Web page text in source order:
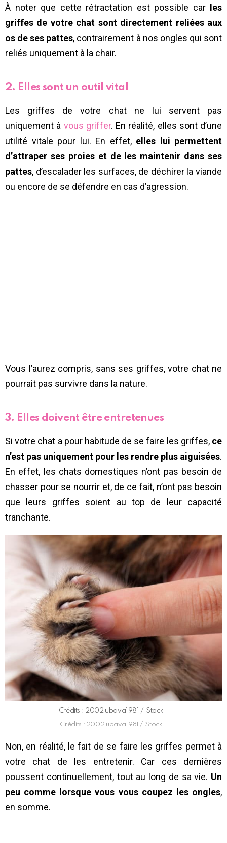
À noter que cette rétractation est possible car les
griffes de votre chat sont directement reliées aux
os de ses pattes, contrairement à nos ongles qui sont
reliés uniquement à la chair.
2. Elles sont un outil vital
Les griffes de votre chat ne lui servent pas
uniquement à vous griffer. En réalité, elles sont d’une
utilité vitale pour lui. En effet, elles lui permettent
d’attraper ses proies et de les maintenir dans ses
pattes, d’escalader les surfaces, de déchirer la viande
ou encore de se défendre en cas d’agression.
Vous l’aurez compris, sans ses griffes, votre chat ne
pourrait pas survivre dans la nature.
3. Elles doivent être entretenues
Si votre chat a pour habitude de se faire les griffes,ce
n’est pas uniquement pour les rendre plus aiguisées.
En effet, les chats domestiques n’ont pas besoin de
chasser pour se nourrir et, de ce fait, n’ont pas besoin
que leurs griffes soient au top de leur capacité
tranchante.
Crédits : 2002lubava1981 / iStock
Crédits : 2002lubava1981 / iStock
Non, en réalité, le fait de se faire les griffes permet à
votre chat de les entretenir. Car ces dernières
poussent continuellement, tout au long de sa vie. Un
peu comme lorsque vous vous coupez les ongles,
en somme.